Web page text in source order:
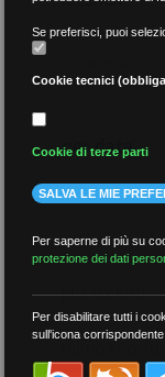
per data
più recenti
meno recenti
Se preferisci, puoi
Cookie tecnici
Cookie di terze parti
SALVA LE MIE
Per saperne di più su
protezione dei dati
Per disabilitare tutti i
sull'icona